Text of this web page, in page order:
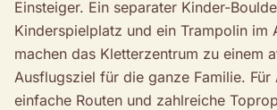
Einsteiger. Ein separater Kinder-
Kinderspielplatz und ein Trampolin im
machen das Kletterzentrum zu einem
Ausflugsziel für die ganze Familie. Für
einfache Routen und zahlreiche